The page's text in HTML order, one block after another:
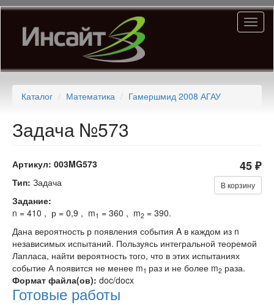
Перейти
основному
содержанию
Каталог Математика Гамершмид 2008 АГАУ
Задача №573
Артикул: 003MG573 45 ₽
В корзину
Тип: Задача
Задание:
n = 410 , р = 0,9 , m1 = 360 , m2 = 390.
Дана вероятность р появления события A в каждом из n
независимых испытаний. Пользуясь интегральной теоремой
Лапласа, найти вероятность того, что в этих испытаниях
событие А появится не менее m1 раз и не более m2 раза.
Формат файла(ов): doc/docx
Готовые работы